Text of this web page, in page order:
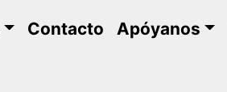
Contacto Apóyanos